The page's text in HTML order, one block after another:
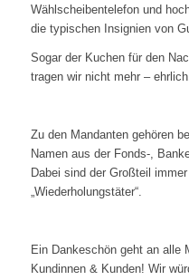
Wählscheibentelefon und
die typischen Insignien von
Sogar der Kuchen für den
tragen wir nicht mehr – ehrlich.
Zu den Mandanten gehören
Namen aus der Fonds-,
Dabei sind der Großteil
„Wiederholungstäter“.
Ein Dankeschön geht an alle
Kundinnen & Kunden! Wir